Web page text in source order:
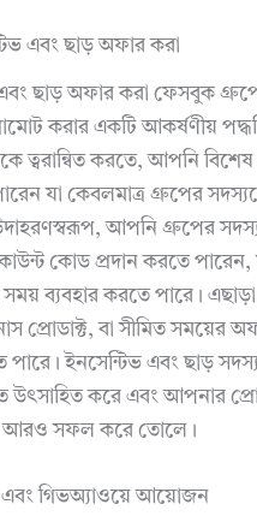
এবং ছাড় অফার করা
ছাড় অফার করা ফেসবুক
করার একটি আকর্ষণীয়
ত্বরান্বিত করতে, আপনি বিশেষ
যা কেবলমাত্র গ্রুপের
আপনি গ্রুপের
কোড প্রদান করতে পারেন,
সময় ব্যবহার করতে পারে।
প্রোডাক্ট, বা সীমিত সময়ের
পারে। ইনসেন্টিভ এবং ছাড়
উৎসাহিত করে এবং আপনার
আরও সফল করে তোলে।
এবং গিভঅ্যাওয়ে আয়োজন